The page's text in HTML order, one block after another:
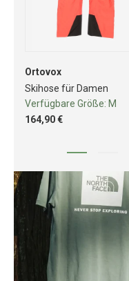
Ortovox
Skihose für Damen
Verfügbare Größe: M
164,90 €